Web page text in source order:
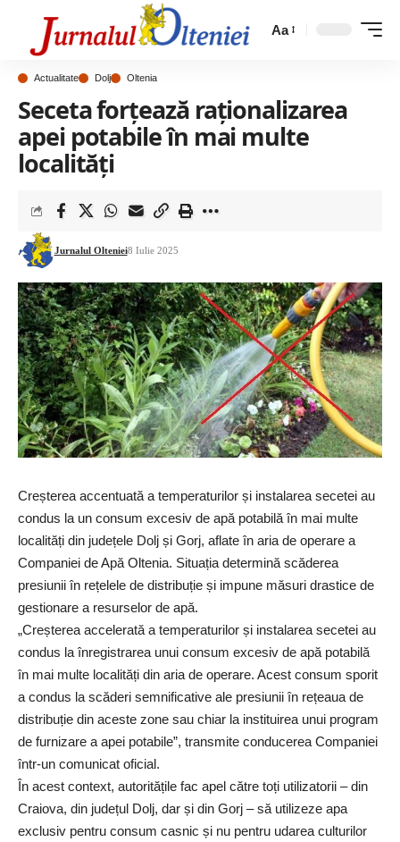
Aa
Actualitate Dolj Oltenia
Seceta forțează raționalizarea
apei potabile în mai multe
localități
Jurnalul Olteniei8 Iulie 2025
Creșterea accentuată a temperaturilor și instalarea secetei au
condus la un consum excesiv de apă potabilă în mai multe
localități din județele Dolj și Gorj, aflate în aria de operare a
Companiei de Apă Oltenia. Situația determină scăderea
presiunii în rețelele de distribuție și impune măsuri drastice de
gestionare a resurselor de apă.
„Creșterea accelerată a temperaturilor și instalarea secetei au
condus la înregistrarea unui consum excesiv de apă potabilă
în mai multe localități din aria de operare. Acest consum sporit
a condus la scăderi semnificative ale presiunii în rețeaua de
distribuție din aceste zone sau chiar la instituirea unui program
de furnizare a apei potabile”, transmite conducerea Companiei
într-un comunicat oficial.
În acest context, autoritățile fac apel către toți utilizatorii – din
Craiova, din județul Dolj, dar și din Gorj – să utilizeze apa
exclusiv pentru consum casnic și nu pentru udarea culturilor